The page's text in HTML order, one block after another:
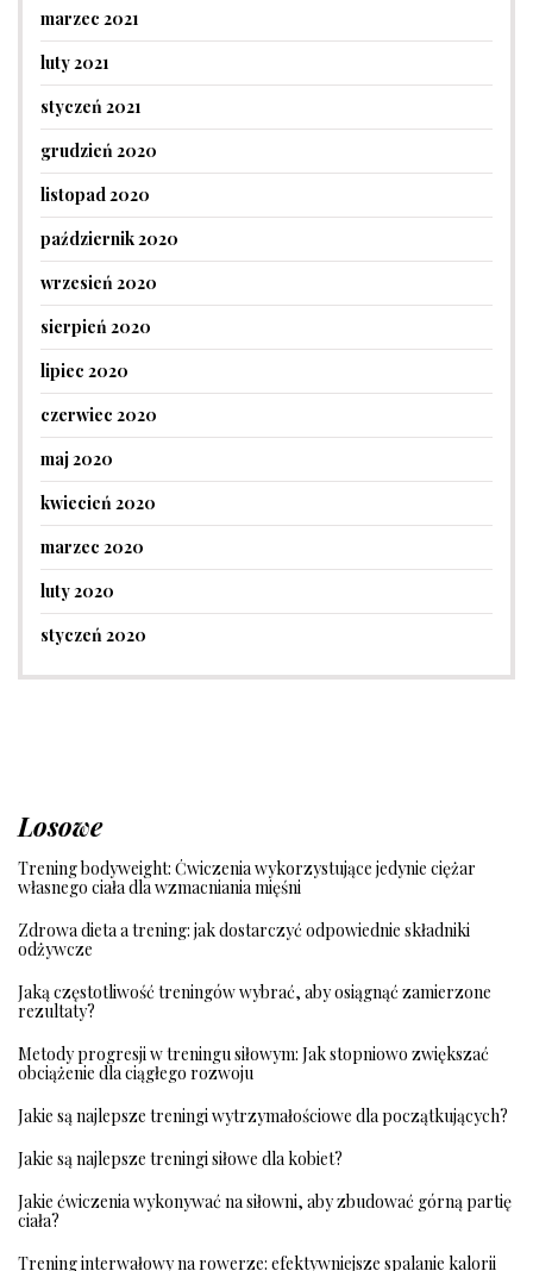
marzec 2021
luty 2021
styczeń 2021
grudzień 2020
listopad 2020
październik 2020
wrzesień 2020
sierpień 2020
lipiec 2020
czerwiec 2020
maj 2020
kwiecień 2020
marzec 2020
luty 2020
styczeń 2020
Losowe
Trening bodyweight: Ćwiczenia wykorzystujące jedynie ciężar
własnego ciała dla wzmacniania mięśni
Zdrowa dieta a trening: jak dostarczyć odpowiednie składniki
odżywcze
Jaką częstotliwość treningów wybrać, aby osiągnąć zamierzone
rezultaty?
Metody progresji w treningu siłowym: Jak stopniowo zwiększać
obciążenie dla ciągłego rozwoju
Jakie są najlepsze treningi wytrzymałościowe dla początkujących?
Jakie są najlepsze treningi siłowe dla kobiet?
Jakie ćwiczenia wykonywać na siłowni, aby zbudować górną partię
ciała?
Trening interwałowy na rowerze: efektywniejsze spalanie kalorii